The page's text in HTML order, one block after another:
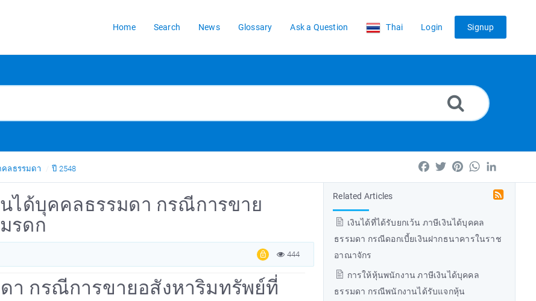
Home Search News Glossary Ask a Question Thai Login Signup
คลธรรมดา ปี 2548 Facebook
TwitterPinterestWhatsApp
Related Articles
เงินได้ที่ได้รับยกเว้น ภาษีเงินได้บุคคล
ธรรมดา กรณีดอกเบี้ยเงินฝากธนาคารในราช
อาณาจักร
การให้หุ้นพนักงาน ภาษีเงินได้บุคคล
ธรรมดา กรณีพนักงานได้รับแจกหุ้น
ได้บุคคลธรรมดา กรณีการขาย
รดก
444
า กรณีการขายอสังหาริมทรัพย์ที่